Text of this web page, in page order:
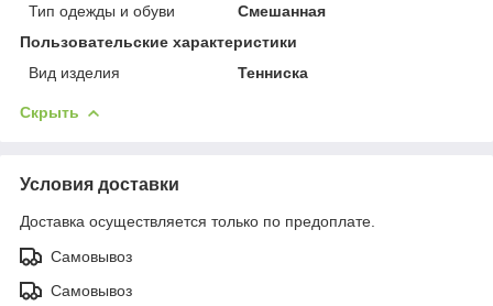
Тип одежды и обуви
Смешанная
Пользовательские характеристики
Вид изделия
Тенниска
Скрыть
Условия доставки
Доставка осуществляется только по предоплате.
Самовывоз
Самовывоз